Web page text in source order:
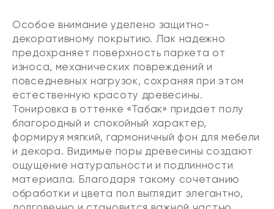
Особое внимание уделено защитно-
декоративному покрытию. Лак надежно
предохраняет поверхность паркета от
износа, механических повреждений и
повседневных нагрузок, сохраняя при этом
естественную красоту древесины.
Тонировка в оттенке «Табак» придает полу
благородный и спокойный характер,
формируя мягкий, гармоничный фон для мебели
и декора. Видимые поры древесины создают
ощущение натуральности и подлинности
материала. Благодаря такому сочетанию
обработки и цвета пол выглядит элегантно,